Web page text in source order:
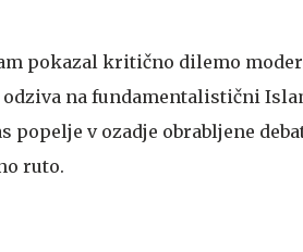
pokazal kritično dilemo
na fundamentalistični
v ozadje obrabljene
ruto.